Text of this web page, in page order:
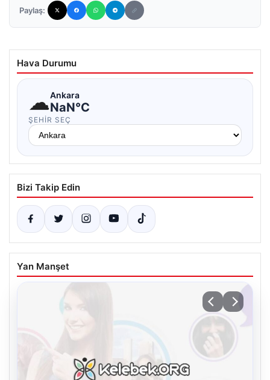
Paylaş:
Hava Durumu
☁Ankara
NaN°C
ŞEHIR SEÇ
Bizi Takip Edin
Yan Manşet